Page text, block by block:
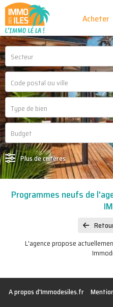
Acheter
Nos outils
Secteur
Plus de critères
Programmes neufs de
L'agence propose
A propos d'Immodesiles.fr